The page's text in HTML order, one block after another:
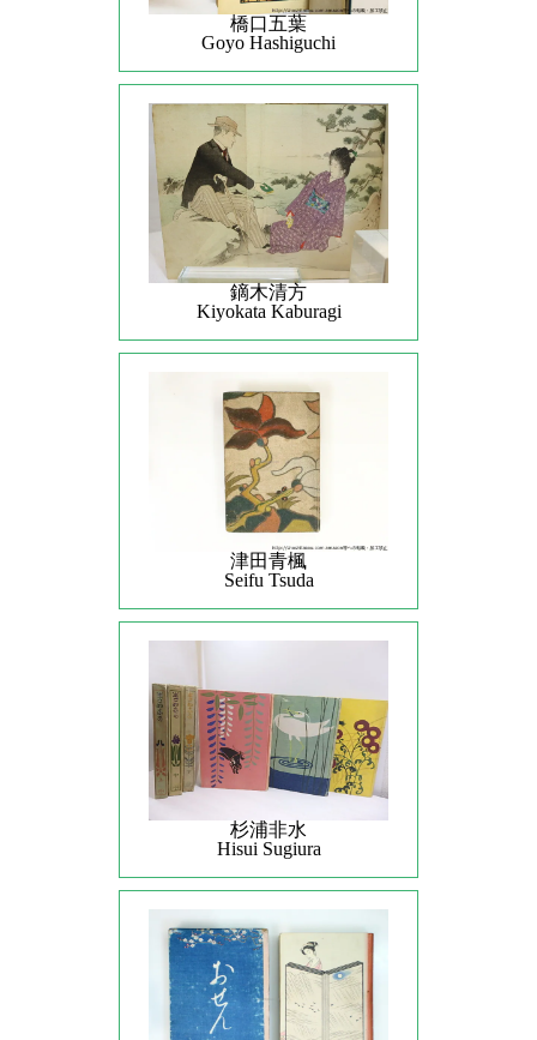
橋口五葉
Goyo Hashiguchi
鏑木清方
Kiyokata Kaburagi
津田青楓
Seifu Tsuda
杉浦非水
Hisui Sugiura